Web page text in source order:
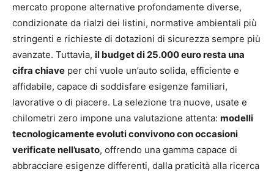
mercato propone alternative profondamente diverse,
condizionate da rialzi dei listini, normative ambientali più
stringenti e richieste di dotazioni di sicurezza sempre più
avanzate. Tuttavia, il budget di 25.000 euro resta una
cifra chiave per chi vuole un’auto solida, efficiente e
affidabile, capace di soddisfare esigenze familiari,
lavorative o di piacere. La selezione tra nuove, usate e
chilometri zero impone una valutazione attenta: modelli
tecnologicamente evoluti convivono con occasioni
verificate nell’usato, offrendo una gamma capace di
abbracciare esigenze differenti, dalla praticità alla ricerca